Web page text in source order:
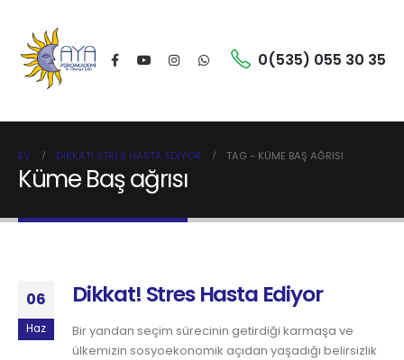
0(535) 055 30 35
EV DIKKAT! STRES HASTA EDIYOR TAG - KÜME BAŞ AĞRISI
Küme Baş ağrısı
06
Haz
Dikkat! Stres Hasta Ediyor
Bir yandan seçim sürecinin getirdiği karmaşa ve
ülkemizin sosyoekonomik açıdan yaşadığı belirsizlik